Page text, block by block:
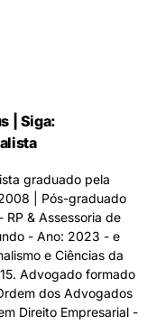
| Siga:
graduado pela
| Pós-graduado
RP & Assessoria de
- Ano: 2023 - e
e Ciências da
Advogado formado
dos Advogados
Direito Empresarial -